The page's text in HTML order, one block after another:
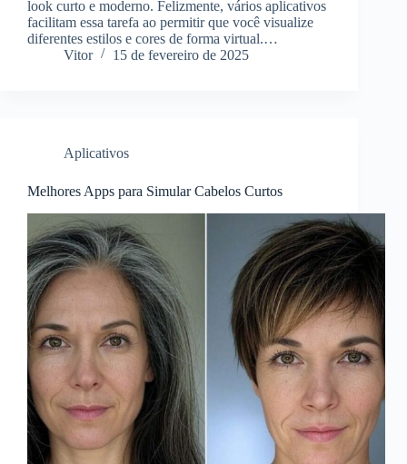
look curto e moderno. Felizmente, vários aplicativos
facilitam essa tarefa ao permitir que você visualize
diferentes estilos e cores de forma virtual.…
Vitor
15 de fevereiro de 2025
Aplicativos
Melhores Apps para Simular Cabelos Curtos